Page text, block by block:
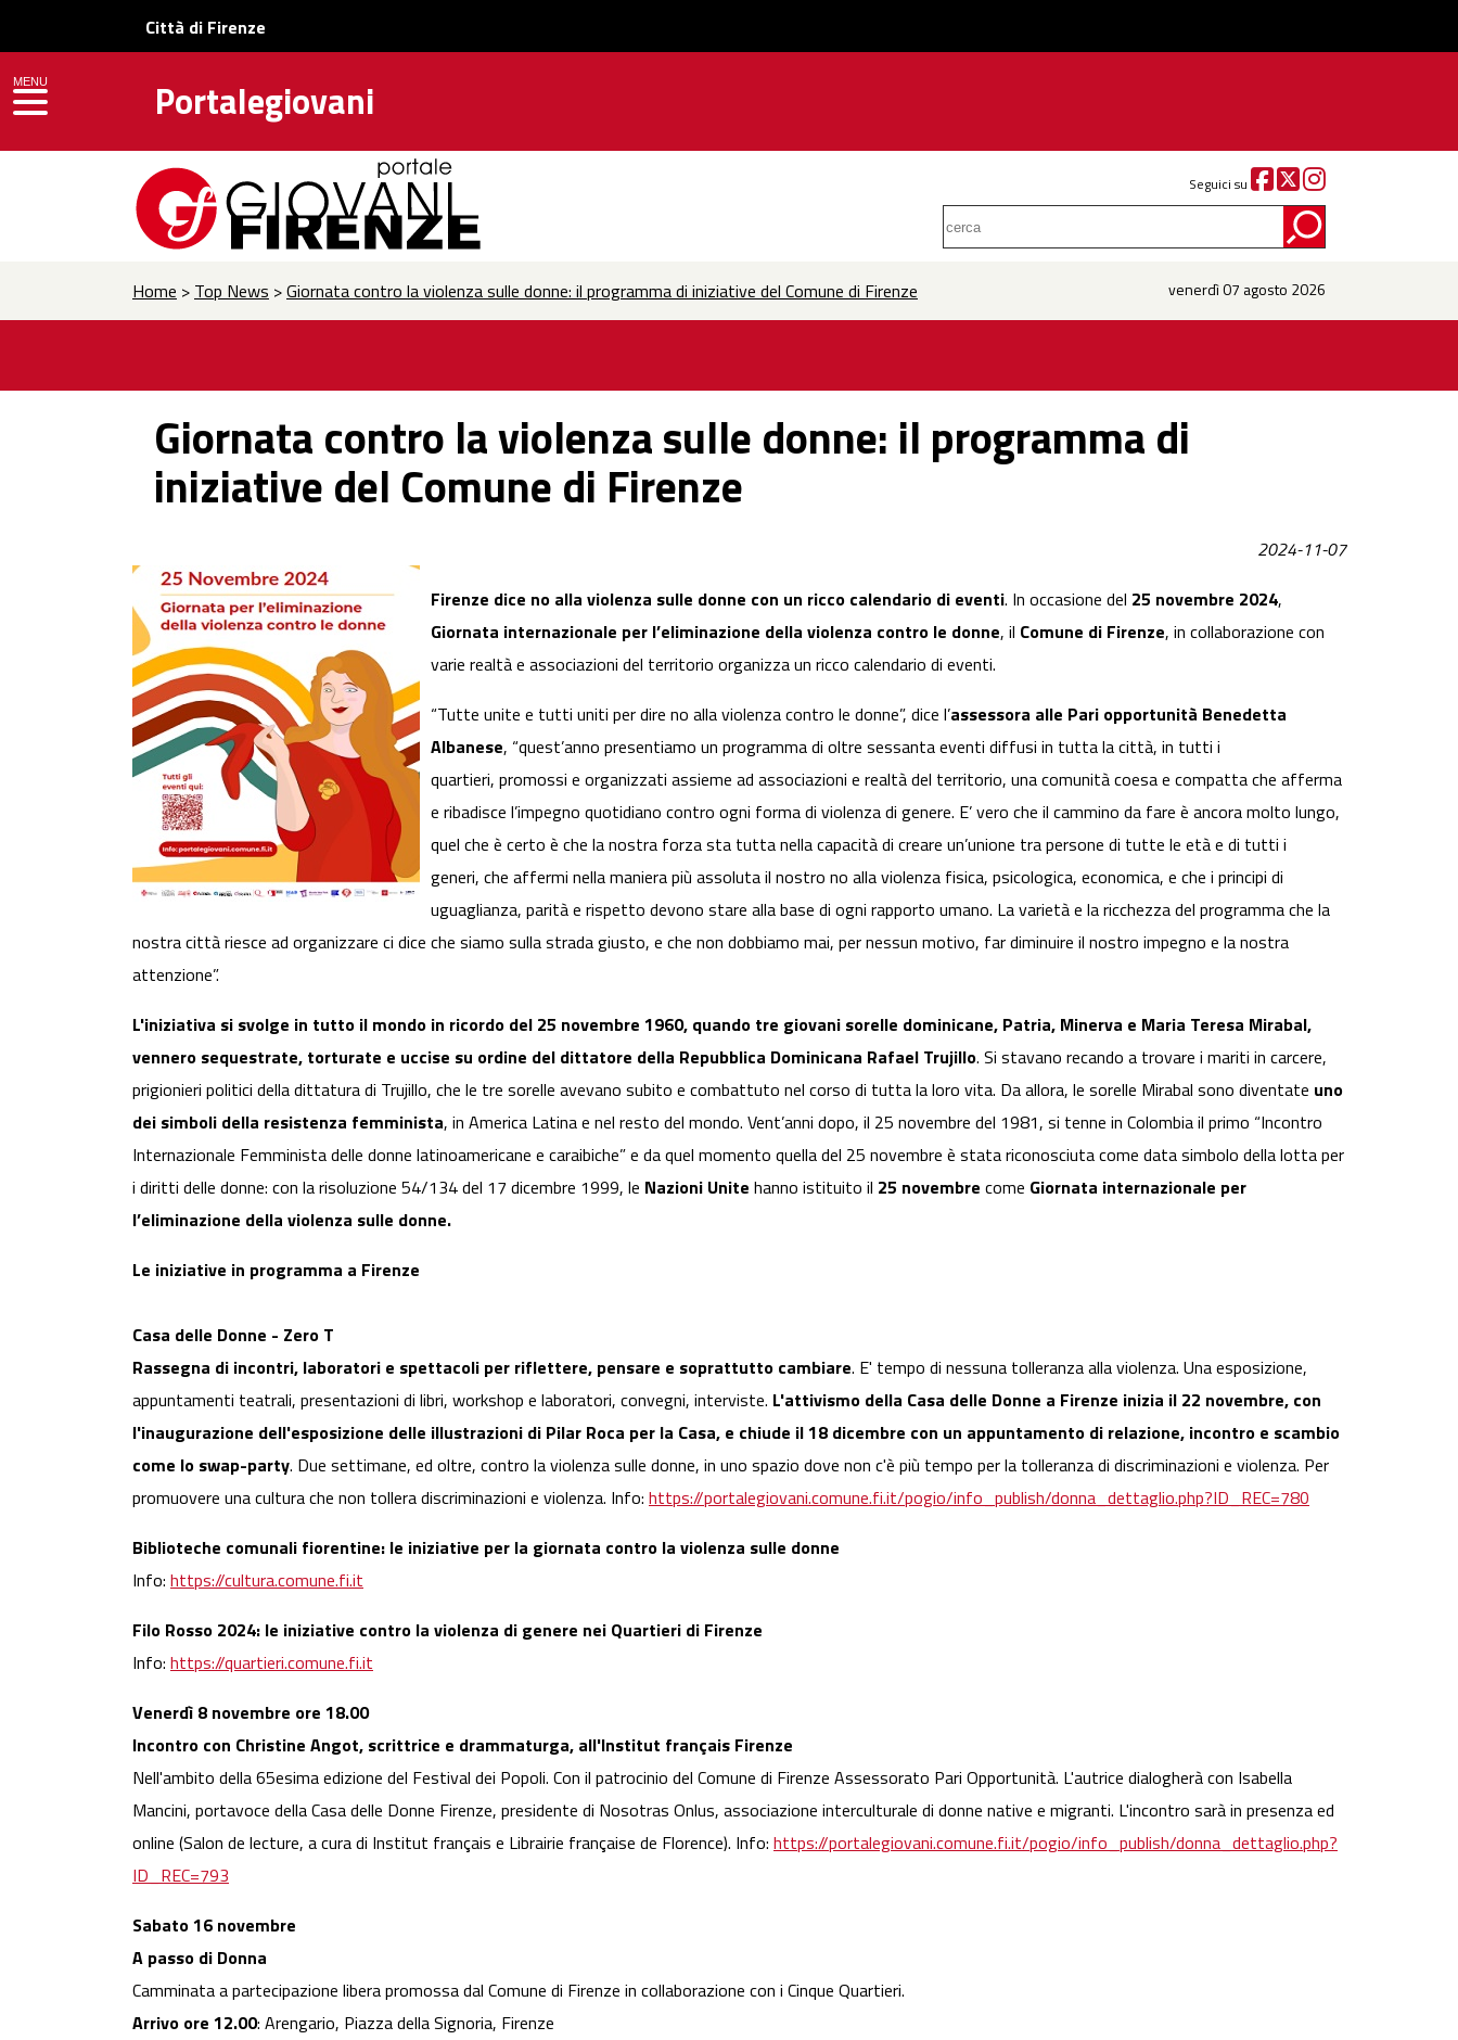
Città di Firenze
Portalegiovani
Seguici su
MENU
toggle navigation
Home > Top News >Giornata contro la violenza sulle donne: il programma di iniziative del Comune di Firenze venerdì 07 agosto 2026
Giornata contro la violenza sulle donne: il programma di
iniziative del Comune di Firenze
2024-11-07
Firenze dice no alla violenza sulle donne con un ricco calendario di eventi. In occasione del 25 novembre 2024,
Giornata internazionale per l’eliminazione della violenza contro le donne, il Comune di Firenze, in collaborazione con
varie realtà e associazioni del territorio organizza un ricco calendario di eventi.
“Tutte unite e tutti uniti per dire no alla violenza contro le donne”, dice l’assessora alle Pari opportunità Benedetta
Albanese, “quest’anno presentiamo un programma di oltre sessanta eventi diffusi in tutta la città, in tutti i
quartieri, promossi e organizzati assieme ad associazioni e realtà del territorio, una comunità coesa e compatta che afferma
e ribadisce l’impegno quotidiano contro ogni forma di violenza di genere. E’ vero che il cammino da fare è ancora molto lungo,
quel che è certo è che la nostra forza sta tutta nella capacità di creare un’unione tra persone di tutte le età e di tutti i
generi, che affermi nella maniera più assoluta il nostro no alla violenza fisica, psicologica, economica, e che i principi di
uguaglianza, parità e rispetto devono stare alla base di ogni rapporto umano. La varietà e la ricchezza del programma che la
nostra città riesce ad organizzare ci dice che siamo sulla strada giusto, e che non dobbiamo mai, per nessun motivo, far diminuire il nostro impegno e la nostra
attenzione”.
L'iniziativa si svolge in tutto il mondo in ricordo del 25 novembre 1960, quando tre giovani sorelle dominicane, Patria, Minerva e Maria Teresa Mirabal,
vennero sequestrate, torturate e uccise su ordine del dittatore della Repubblica Dominicana Rafael Trujillo. Si stavano recando a trovare i mariti in carcere,
prigionieri politici della dittatura di Trujillo, che le tre sorelle avevano subito e combattuto nel corso di tutta la loro vita. Da allora, le sorelle Mirabal sono diventate uno
dei simboli della resistenza femminista, in America Latina e nel resto del mondo. Vent’anni dopo, il 25 novembre del 1981, si tenne in Colombia il primo “Incontro
Internazionale Femminista delle donne latinoamericane e caraibiche” e da quel momento quella del 25 novembre è stata riconosciuta come data simbolo della lotta per
i diritti delle donne: con la risoluzione 54/134 del 17 dicembre 1999, le Nazioni Unite hanno istituito il 25 novembre come Giornata internazionale per
l’eliminazione della violenza sulle donne.
Le iniziative in programma a Firenze
Casa delle Donne - Zero T
Rassegna di incontri, laboratori e spettacoli per riflettere, pensare e soprattutto cambiare. E' tempo di nessuna tolleranza alla violenza. Una esposizione,
appuntamenti teatrali, presentazioni di libri, workshop e laboratori, convegni, interviste. L'attivismo della Casa delle Donne a Firenze inizia il 22 novembre, con
l'inaugurazione dell'esposizione delle illustrazioni di Pilar Roca per la Casa, e chiude il 18 dicembre con un appuntamento di relazione, incontro e scambio
come lo swap-party. Due settimane, ed oltre, contro la violenza sulle donne, in uno spazio dove non c'è più tempo per la tolleranza di discriminazioni e violenza. Per
promuovere una cultura che non tollera discriminazioni e violenza. Info: https://portalegiovani.comune.fi.it/pogio/info_publish/donna_dettaglio.php?ID_REC=780
Biblioteche comunali fiorentine: le iniziative per la giornata contro la violenza sulle donne
Info: https://cultura.comune.fi.it
Filo Rosso 2024: le iniziative contro la violenza di genere nei Quartieri di Firenze
Info: https://quartieri.comune.fi.it
Venerdì 8 novembre ore 18.00
Incontro con Christine Angot, scrittrice e drammaturga, all'Institut français Firenze
Nell'ambito della 65esima edizione del Festival dei Popoli. Con il patrocinio del Comune di Firenze Assessorato Pari Opportunità. L'autrice dialogherà con Isabella
Mancini, portavoce della Casa delle Donne Firenze, presidente di Nosotras Onlus, associazione interculturale di donne native e migranti. L'incontro sarà in presenza ed
online (Salon de lecture, a cura di Institut français e Librairie française de Florence). Info: https://portalegiovani.comune.fi.it/pogio/info_publish/donna_dettaglio.php?
ID_REC=793
Sabato 16 novembre
A passo di Donna
Camminata a partecipazione libera promossa dal Comune di Firenze in collaborazione con i Cinque Quartieri.
Arrivo ore 12.00: Arengario, Piazza della Signoria, Firenze